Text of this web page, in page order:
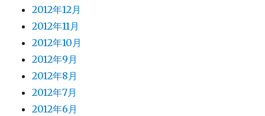
2012年12月
2012年11月
2012年10月
2012年9月
2012年8月
2012年7月
2012年6月